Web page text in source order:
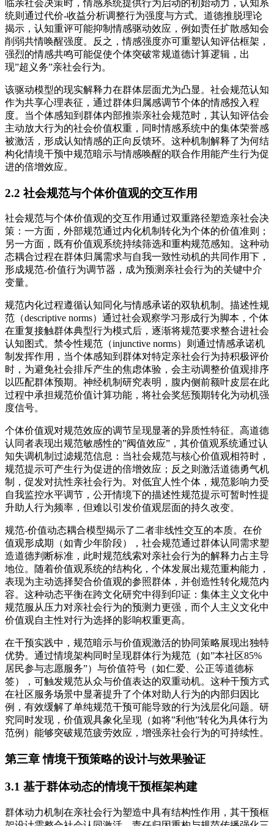
临亲社会决策时，情感系统提供行为启动的初始动力，认知系
统则通过代价-收益分析调整行为强度与方式。道德推脱理论
揭示，认知重评可能抑制情感驱动效应，例如责任扩散感知会
削弱共情唤醒强度。反之，情感强度亦可重塑认知评估框架，
强烈的情感共鸣可能促使个体突破常规道德计算逻辑，出
现”超义务”亲社会行为。
该驱动模型的现实解释力在群体层面尤为凸显。社会规范认知
作为共享心理表征，通过群体归属感调节个体的情感投入程
度。当个体感知到群体内部推崇亲社会规范时，其认知评估会
主动放大行为的社会价值权重，同时情感系统中的集体荣誉感
被激活，形成认知情感的正向反馈环。这种机制解释了为何结
构化情境干预中规范暗示与情感唤醒的联合作用能产生行为促
进的倍增效应。
2.2 社会规范与个体价值观的交互作用
社会规范与个体价值观的交互作用通过双重路径塑造亲社会决
策：一方面，外部规范通过内化机制转化为个体的价值准则；
另一方面，既有价值观系统持续筛选和重构规范感知。这种动
态耦合过程在群体归属需求与自我一致性动机的共同作用下，
形成规范-价值行为调节器，成为预测亲社会行为的关键中介
变量。
规范内化过程遵循认知同化与情感承诺的双轨机制。描述性规
范（descriptive norms）通过社会观察学习形成行为脚本，个体
在重复接触群体典型行为模式后，逐渐将规范要求整合进社会
认知图式。禁令性规范（injunctive norms）则通过情感承诺机
制发挥作用，当个体感知到群体对特定亲社会行为持积极评价
时，为避免社会排斥产生的焦虑体验，会主动调整价值观排序
以匹配群体预期。神经机制研究表明，腹内侧前额叶皮层在此
过程中承担规范价值计算功能，将社会奖惩预期转化为动机强
度信号。
个体价值观对规范效应的调节呈现显著的异质性特征。高道德
认同者表现出规范敏感性的”阀值效应”，其价值观系统通过认
知失调机制过滤规范信息：当社会规范与核心价值观相符时，
规范提示可产生行为促进的倍增效应；反之则激活道德勇气机
制，促发对抗性亲社会行为。对低宜人性个体，规范影响力受
自我监控水平调节，公开情境下的描述性规范提示可暂时性提
升助人行为频率，但难以引发价值观层面的持久改变。
规范-价值动态耦合模型揭示了二者非线性交互的本质。在价
值观形成期（如青少年阶段），社会规范通过群体认同需求塑
造道德判断标准，此时规范线索对亲社会行为的解释力占主导
地位。随着价值观系统的结构化，个体发展出规范重构能力，
表现为主动选择契合价值观的参照群体，并创造性转化规范内
容。这种动态平衡在跨文化研究中得到印证：集体主义文化中
规范服从压力对亲社会行为的预测力更强，而个人主义文化中
价值观自主性对行为选择的影响权重更高。
在干预实践中，规范暗示与价值观激活的协同策略展现出独特
优势。通过情境架构同时呈现群体行为规范（如”本社区85%
居民参与志愿服务”）与价值符号（如仁爱、公正等道德标
签），可触发规范从众与价值表达的双重动机。这种干预方式
在社区服务场景中显著提升了个体对助人行为的内部归因比
例，有效缓解了单纯规范干预可能导致的行为浅层化问题。研
究同时发现，价值观具象化呈现（如将”利他”转化为具体行为
范例）能够突破规范疲劳效应，增强亲社会行为的可持续性。
第三章 情境干预策略的设计与效果验证
3.1 基于群体动态的情境干预框架构建
群体动力机制在亲社会行为塑造中具有结构性作用，其干预框